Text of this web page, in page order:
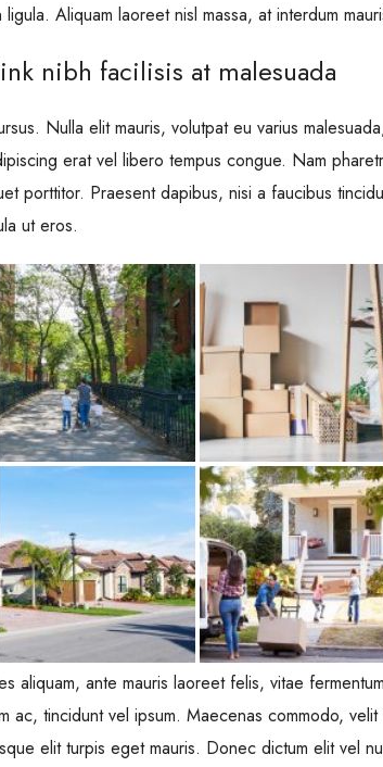
Aliquam laoreet nisl massa, at interdum
nibh facilisis at malesuada
Nulla elit mauris, volutpat eu varius
erat vel libero tempus congue. Nam
porttitor. Praesent dapibus, nisi a faucibus
ut eros.
aliquam, ante mauris laoreet felis, vitae
ac, tincidunt vel ipsum. Maecenas commodo,
elit turpis eget mauris. Donec dictum elit vel